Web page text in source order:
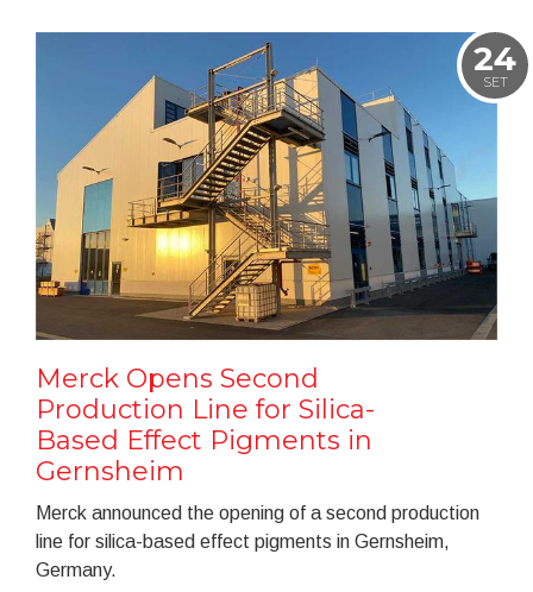
24
SET
Merck Opens Second
Production Line for Silica-
Based Effect Pigments in
Gernsheim
Merck announced the opening of a second production
line for silica-based effect pigments in Gernsheim,
Germany.